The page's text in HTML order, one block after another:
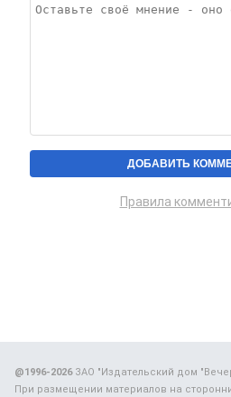
Правила
@1996-2026ЗАО "Издательский дом
При размещении материалов на